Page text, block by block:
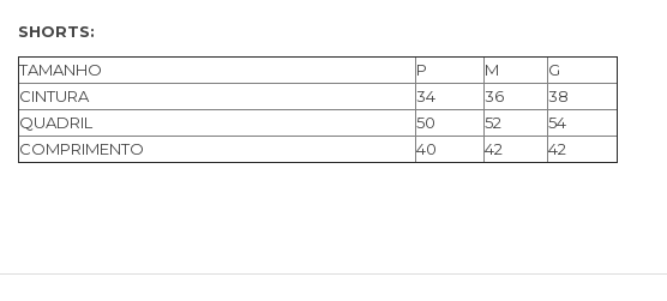
SHORTS:
TAMANHO
P M
G
CINTURA
34 36
38
QUADRIL
50 52
54
COMPRIMENTO
40 42 42